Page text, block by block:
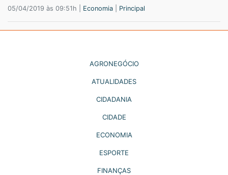
05/04/2019 às 09:51h | Economia Principal
AGRONEGÓCIO
ATUALIDADES
CIDADANIA
CIDADE
ECONOMIA
ESPORTE
FINANÇAS